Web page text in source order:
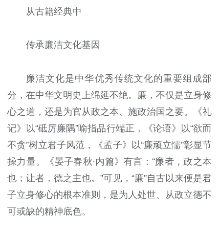
从古籍经典中
传承廉洁文化基因
廉洁文化是中华优秀传统文化的重要组成部
分，在中华文明史上绵延不绝。廉，不仅是立身修
心之道，还是为官从政之本、施政治国之要。《礼
记》以“砥厉廉隅”喻指品行端正，《论语》以“欲而
不贪”树立君子风范，《孟子》以“廉顽立懦”彰显节
操力量。《晏子春秋·内篇》有言：“廉者，政之本
也；让者，德之主也。”可见，“廉”自古以来便是君
子立身修心的根本准则，是为人处世、从政立德不
可或缺的精神底色。